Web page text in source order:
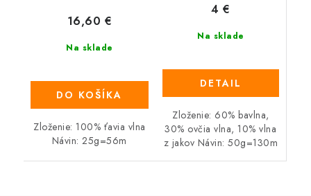
Na sklade
16,60 €
DO KOŠÍKA
Zloženie: 100% ťavia vlna
Návin: 25g=56m
Na sklade
4 €
DETAIL
Zloženie: 60% bavlna,
30% ovčia vlna, 10% vlna
z jakov Návin: 50g=130m